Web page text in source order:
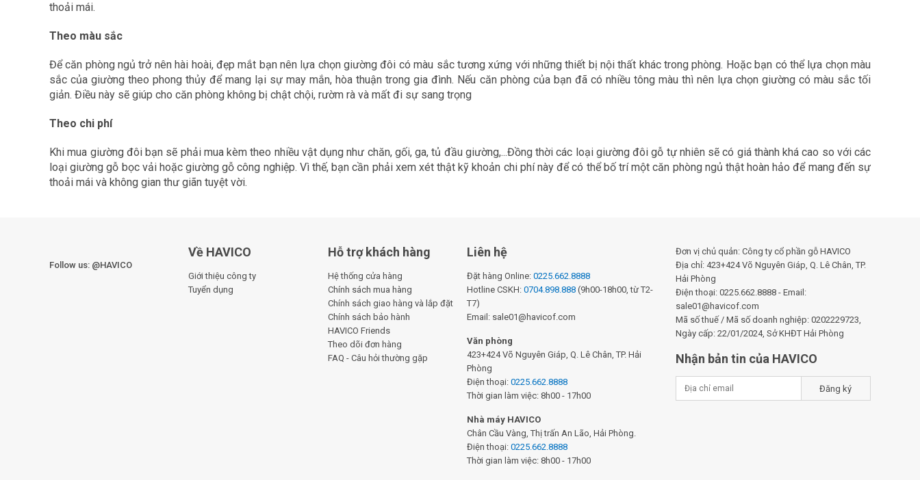
thoải mái.
Theo màu sắc
Để căn phòng ngủ trở nên hài hoài, đẹp mắt bạn nên lựa chọn giường đôi có màu sắc tương xứng với những thiết bị nội thất khác trong phòng. Hoặc bạn có thể lựa chọn màu
sắc của giường theo phong thủy để mang lại sự may mắn, hòa thuận trong gia đình. Nếu căn phòng của bạn đã có nhiều tông màu thì nên lựa chọn giường có màu sắc tối
giản. Điều này sẽ giúp cho căn phòng không bị chật chội, rườm rà và mất đi sự sang trọng
Theo chi phí
Khi mua giường đôi bạn sẽ phải mua kèm theo nhiều vật dụng như chăn, gối, ga, tủ đầu giường,...Đồng thời các loại giường đôi gỗ tự nhiên sẽ có giá thành khá cao so với các
loại giường gỗ bọc vải hoặc giường gỗ công nghiệp. Vì thế, bạn cần phải xem xét thật kỹ khoản chi phí này để có thể bố trí một căn phòng ngủ thật hoàn hảo để mang đến sự
thoải mái và không gian thư giãn tuyệt vời.
Follow us: @HAVICO
Về HAVICO
Giới thiệu công ty
Tuyển dụng
Hỗ trợ khách hàng
Hệ thống cửa hàng
Chính sách mua hàng
Chính sách giao hàng và lắp đặt
Chính sách bảo hành
HAVICO Friends
Theo dõi đơn hàng
FAQ - Câu hỏi thường gặp
Liên hệ
Đặt hàng Online: 0225.662.8888
Hotline CSKH: 0704.898.888(9h00-18h00, từ T2-
T7)
Email: sale01@havicof.com
Văn phòng
423+424 Võ Nguyên Giáp, Q. Lê Chân, TP. Hải
Phòng
Điện thoại: 0225.662.8888
Thời gian làm việc: 8h00 - 17h00
Nhà máy HAVICO
Chân Cầu Vàng, Thị trấn An Lão, Hải Phòng.
Điện thoại: 0225.662.8888
Thời gian làm việc: 8h00 - 17h00
Đơn vị chủ quản: Công ty cổ phần gỗ HAVICO
Địa chỉ: 423+424 Võ Nguyên Giáp, Q. Lê Chân, TP.
Hải Phòng
Điện thoại: 0225.662.8888 - Email:
sale01@havicof.com
Mã số thuế / Mã số doanh nghiệp: 0202229723,
Ngày cấp: 22/01/2024, Sở KHĐT Hải Phòng
Nhận bản tin của HAVICO
Đăng ký